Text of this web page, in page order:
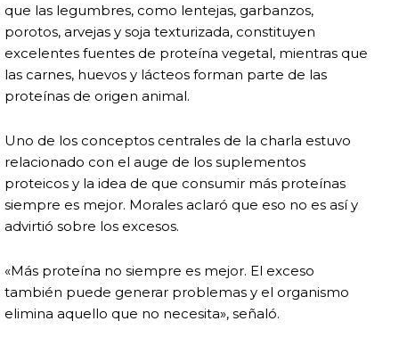
que las legumbres, como lentejas, garbanzos,
porotos, arvejas y soja texturizada, constituyen
excelentes fuentes de proteína vegetal, mientras que
las carnes, huevos y lácteos forman parte de las
proteínas de origen animal.
Uno de los conceptos centrales de la charla estuvo
relacionado con el auge de los suplementos
proteicos y la idea de que consumir más proteínas
siempre es mejor. Morales aclaró que eso no es así y
advirtió sobre los excesos.
«Más proteína no siempre es mejor. El exceso
también puede generar problemas y el organismo
elimina aquello que no necesita», señaló.